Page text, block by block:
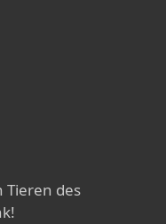
Tieren des